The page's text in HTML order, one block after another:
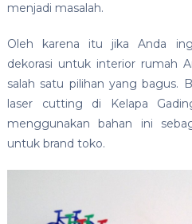
menjadi masalah.
Oleh karena itu jika Anda
dekorasi untuk interior rumah
salah satu pilihan yang bagus.
laser cutting di Kelapa
menggunakan bahan ini
untuk brand toko.